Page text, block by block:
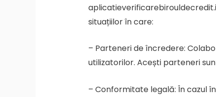
situațiilor în care:
– Parteneri de încredere:
utilizatorilor. Acești parteneri
– Conformitate legală: În cazul